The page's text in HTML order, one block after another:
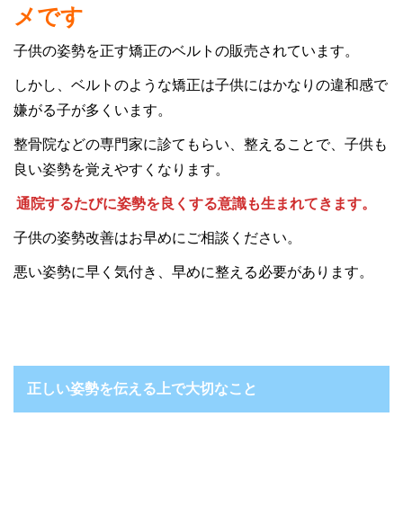
メです
子供の姿勢を正す矯正のベルトの販売されています。
しかし、ベルトのような矯正は子供にはかなりの違和感で
嫌がる子が多くいます。
整骨院などの専門家に診てもらい、整えることで、子供も
良い姿勢を覚えやすくなります。
通院するたびに姿勢を良くする意識も生まれてきます。
子供の姿勢改善はお早めにご相談ください。
悪い姿勢に早く気付き、早めに整える必要があります。
正しい姿勢を伝える上で大切なこと